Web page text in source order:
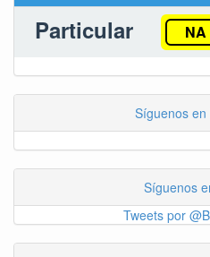
Particular NA
Síguenos
Síguenos
Tweets por